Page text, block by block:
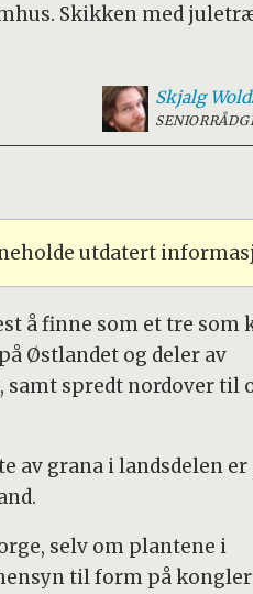
Skikken med
Skjalg
utdatert
å finne som et tre som
Østlandet og deler av
samt spredt nordover til
av grana i landsdelen
selv om plantene i
til form på